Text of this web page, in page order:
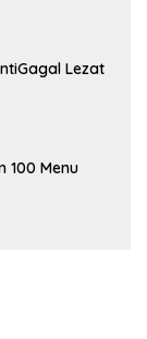
Lezat
100 Menu